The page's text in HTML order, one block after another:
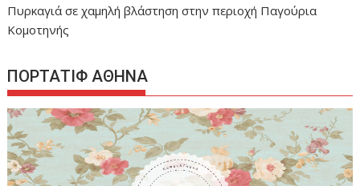
Πυρκαγιά σε χαμηλή βλάστηση στην περιοχή Παγούρια
Κομοτηνής
ΠΟΡΤΑΤΙΦ ΑΘΗΝΑ